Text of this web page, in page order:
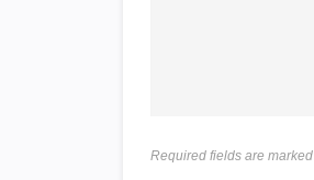
Required fields are marked